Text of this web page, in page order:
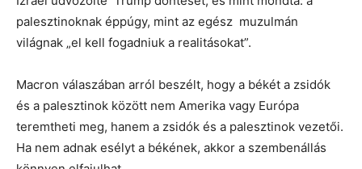
palesztinoknak éppúgy, mint az egész muzulmán
világnak „el kell fogadniuk a realitásokat”.
Macron válaszában arról beszélt, hogy a békét a zsidók
és a palesztinok között nem Amerika vagy Európa
teremtheti meg, hanem a zsidók és a palesztinok vezetői.
Ha nem adnak esélyt a békének, akkor a szembenállás